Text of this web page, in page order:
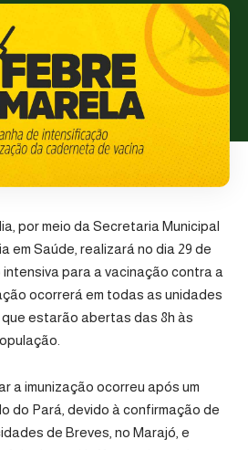
por meio da Secretaria Municipal
em Saúde, realizará no dia 29 de
intensiva para a vacinação contra a
ocorrerá em todas as unidades
estarão abertas das 8h às
a imunização ocorreu após um
do Pará, devido à confirmação de
de Breves, no Marajó, e